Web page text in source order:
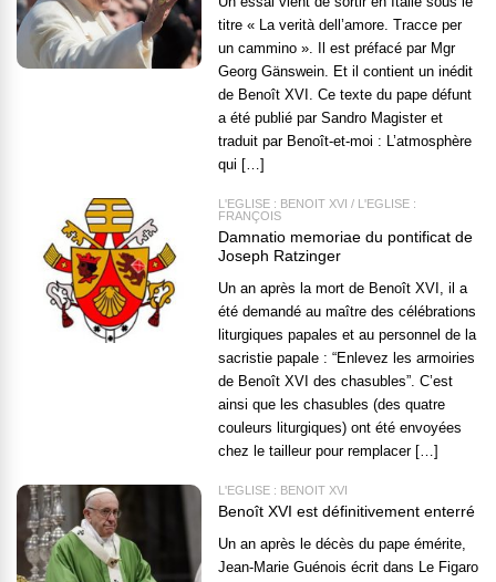
titre « La verità dell’amore. Tracce per
un cammino ». Il est préfacé par Mgr
Georg Gänswein. Et il contient un inédit
de Benoît XVI. Ce texte du pape défunt
a été publié par Sandro Magister et
traduit par Benoît-et-moi : L’atmosphère
qui […]
L'EGLISE : BENOÎT XVI / L'EGLISE :
FRANÇOIS
Damnatio memoriae du pontificat de
Joseph Ratzinger
Un an après la mort de Benoît XVI, il a
été demandé au maître des célébrations
liturgiques papales et au personnel de la
sacristie papale : “Enlevez les armoiries
de Benoît XVI des chasubles”. C’est
ainsi que les chasubles (des quatre
couleurs liturgiques) ont été envoyées
chez le tailleur pour remplacer […]
L'EGLISE : BENOÎT XVI
Benoît XVI est définitivement enterré
Un an après le décès du pape émérite,
Jean-Marie Guénois écrit dans Le Figaro